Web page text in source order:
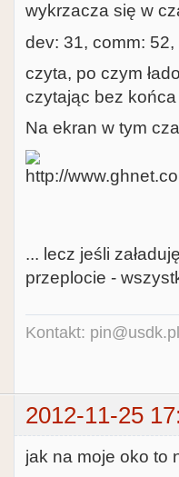
wykrzacza się w
dev: 31, comm:
czyta, po czym
czytając bez
Na ekran w tym
... lecz jeśli
przeplocie -
Kontakt: pin@usdk.pl
2012-11-25
jak na moje oko to